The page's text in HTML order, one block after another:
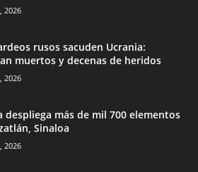
2026
rusos sacuden Ucrania:
muertos y decenas de heridos
2026
despliega más de mil 700 elementos
Sinaloa
2026